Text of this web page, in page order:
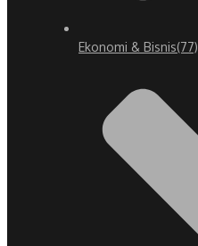
Ekonomi & Bisnis(77)